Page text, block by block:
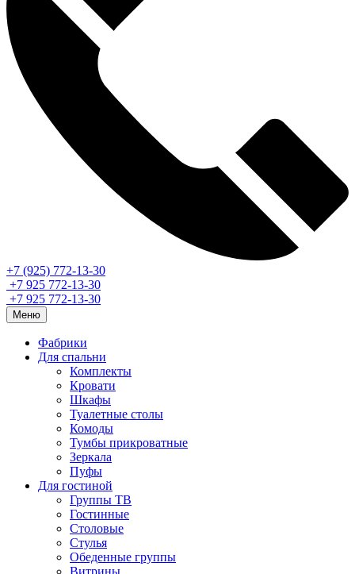
+7 (925) 772-13-30
+7 925 772-13-30
+7 925 772-13-30
Меню
Фабрики
Для спальни
Комплекты
Кровати
Шкафы
Туалетные столы
Комоды
Тумбы прикроватные
Зеркала
Пуфы
Для гостиной
Группы ТВ
Гостинные
Столовые
Стулья
Обеденные группы
Витрины